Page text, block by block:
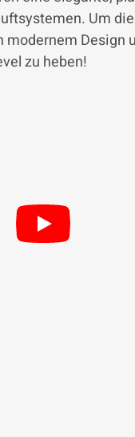
Um
modernem
zu heben!